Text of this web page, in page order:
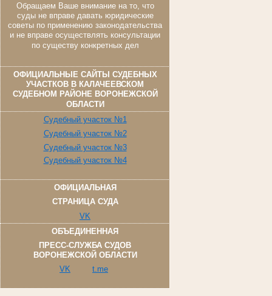
Обращаем Ваше внимание на то, что
суды не вправе давать юридические
советы по применению законодательства
и не вправе осуществлять консультации
по существу конкретных дел
ОФИЦИАЛЬНЫЕ САЙТЫ СУДЕБНЫХ
УЧАСТКОВ В КАЛАЧЕЕВСКОМ
СУДЕБНОМ РАЙОНЕ ВОРОНЕЖСКОЙ
ОБЛАСТИ
Судебный участок №1
Судебный участок №2
Судебный участок №3
Судебный участок №4
ОФИЦИАЛЬНАЯ
СТРАНИЦА СУДА
VK
ОБЪЕДИНЕННАЯ
ПРЕСС-СЛУЖБА СУДОВ
ВОРОНЕЖСКОЙ ОБЛАСТИ
VK
t.me